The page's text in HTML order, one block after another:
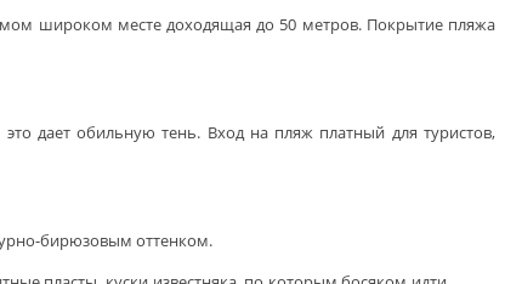
широком месте доходящая до 50 метров. Покрытие пляжа
дает обильную тень. Вход на пляж платный для туристов,
бирюзовым оттенком.